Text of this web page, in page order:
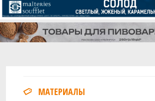
Нельсон Совиньон (Nelson Sauvin)
Перле (Perle)
Жатецкий (Saaz)
Посмотреть рецепт полностью
МАТЕРИАЛЫ